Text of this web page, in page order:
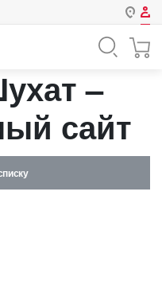
Казахстан
–
сайт